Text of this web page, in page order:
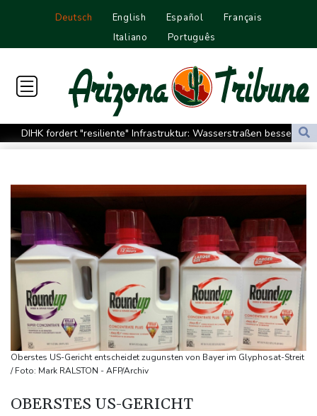
Deutsch English Español
Français
Italiano
Português
DIHK fordert "resiliente" Infrastruktur: Wasserstraßen besser an
Niedrigwasser anpassen
Vier deutsche, neun neue: Teammanager-Rekorde in England
Trump-Hubschrauber über Washington womöglich
Passagierflugzeug zu nahe gekommen
Niedrigwasser: Industrie- und Schifffahrtsverbände fordern
konkrete Schritte
Extremes Niedrigwasser: Verkehrsminister Bilger lädt zu
Spitzentreffen in Bonn
Bundesgerichtshof urteilt über Mann wegen Kriegsverbrechen in
syrischem Bürgerkrieg
Urteil in Prozess um tödlichen Autoanschlag auf Verdi-
Vorwurf der Preisabsprache: Drei US-Produzenten müssen 53
Oberstes US-Gericht entscheidet zugunsten von Bayer im Glyphosat-Streit
/ Foto: Mark RALSTON - AFP/Archiv
OBERSTES US-GERICHT